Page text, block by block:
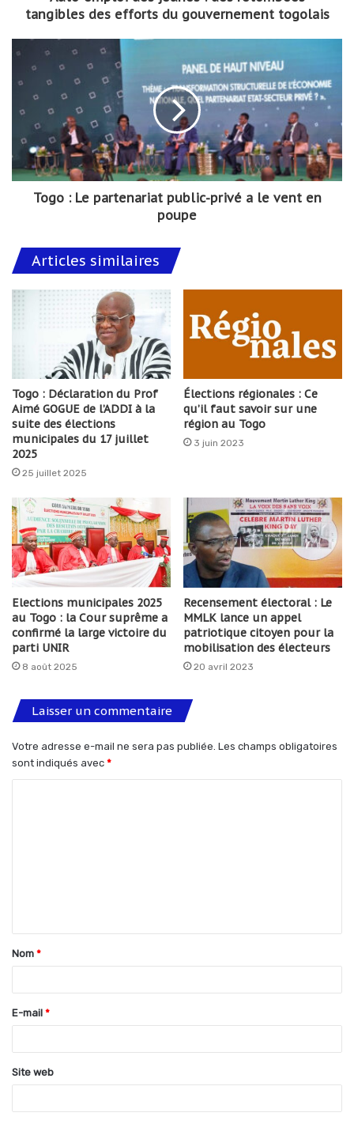
tangibles des efforts du gouvernement togolais
Togo : Le partenariat public-privé a le vent en
poupe
Articles similaires
Togo : Déclaration du Prof
Aimé GOGUE de l’ADDI à la
suite des élections
municipales du 17 juillet
2025
25 juillet 2025
Élections régionales : Ce
qu’il faut savoir sur une
région au Togo
3 juin 2023
Elections municipales 2025
au Togo : la Cour suprême a
confirmé la large victoire du
parti UNIR
8 août 2025
Recensement électoral : Le
MMLK lance un appel
patriotique citoyen pour la
mobilisation des électeurs
20 avril 2023
Laisser un commentaire
Votre adresse e-mail ne sera pas publiée. Les champs obligatoires
sont indiqués avec *
t
a
e
*
Nom *
E-mail *
Site web